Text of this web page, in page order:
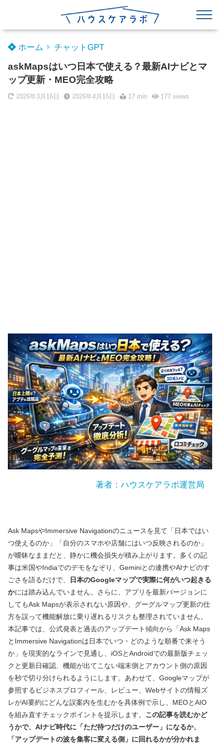
ホーム チャットGPT
askMapsはいつ日本で使える？最新AIナビとマ
ップ更新・MEO完全攻略
2026年3月16日 2026年4月15日 17 min 177 views
著者：ハウスケアラボ運営局
Ask MapsやImmersive Navigationのニュースを見て「日本ではい
つ使えるのか」「自分のスマホや店舗にはいつ反映されるのか」
が曖昧なままだと、静かに機会損失が積み上がります。多くの記
事は米国やIndiaでのデモをなぞり、Geminiとの連携やAIナビのす
ごさを語るだけで、
日本のGoogleマップで実際に何がいつ起きる
かには踏み込んでいません。さらに、アプリを最新バージョンに
してもAsk Mapsが表示されない原因や、グーグルマップ更新の仕
方を誤って機能解放に乗り遅れるリスクも整理されていません。
本記事では、公式発表と過去のアップデート傾向から「Ask Maps
とImmersive Navigationは日本でいつ・どのような順番で来そう
か」を現実的なラインで見通し、iOSとAndroidでの最新版チェッ
クと更新日確認、機能が出てこない端末側とアカウント側の原因
を秒で切り分けられるようにします。あわせて、Googleマップが
参照するビジネスプロフィール、レビュー、Webサイトの情報ズ
レがAI要約にどんな誤案内を生むかを具体例で示し、MEOとAIO
を組み直すチェックポイントを提示します。 この記事を読むかど
うかで、AIナビ時代に「ただ待つだけのユーザー」になるか、
「アップデートの波を集客に変える側」に回れるかが分かれま